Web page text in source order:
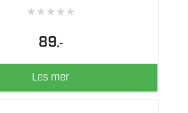
★★★★★
89,-
Les mer